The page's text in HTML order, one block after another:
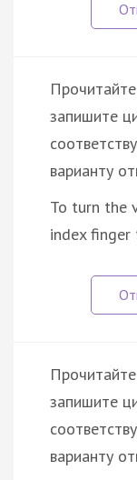
запишите
варианту
To turn the
index
запишите
варианту